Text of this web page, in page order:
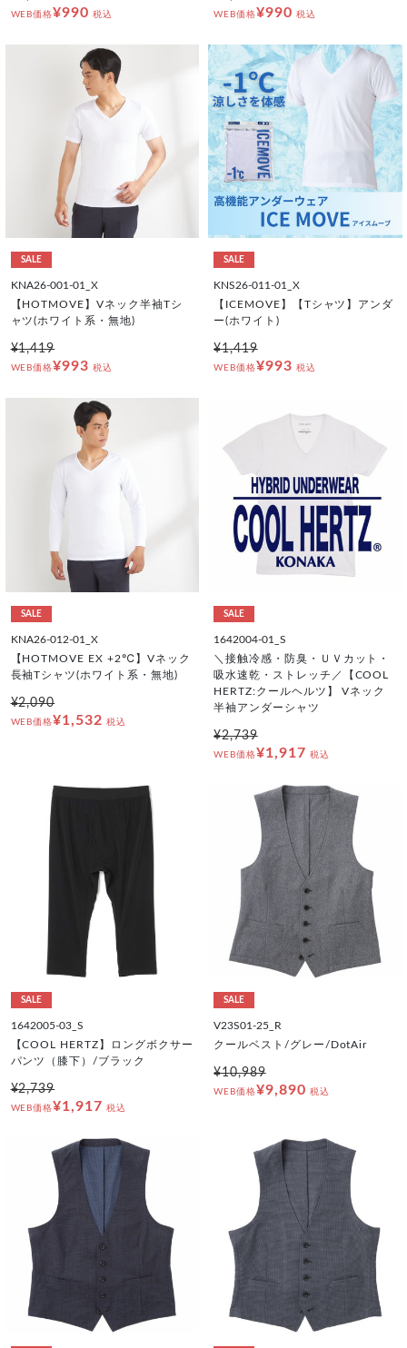
WEB価格¥990 税込 WEB価格¥990 税込
SALE
KNA26-001-01_X
【HOTMOVE】Vネック半袖Tシ
ャツ(ホワイト系・無地)
¥1,419
WEB価格¥993 税込
SALE
KNS26-011-01_X
【ICEMOVE】【Tシャツ】アンダ
ー(ホワイト)
¥1,419
WEB価格¥993 税込
SALE
KNA26-012-01_X
【HOTMOVE EX +2℃】Vネック
長袖Tシャツ(ホワイト系・無地)
¥2,090
WEB価格¥1,532 税込
SALE
1642004-01_S
＼接触冷感・防臭・ＵＶカット・
吸水速乾・ストレッチ／【COOL
HERTZ:クールヘルツ】 Vネック
半袖アンダーシャツ
¥2,739
WEB価格¥1,917 税込
SALE
1642005-03_S
【COOL HERTZ】ロングボクサー
パンツ（膝下）/ブラック
¥2,739
WEB価格¥1,917 税込
SALE
V23S01-25_R
クールベスト/グレー/DotAir
¥10,989
WEB価格¥9,890 税込